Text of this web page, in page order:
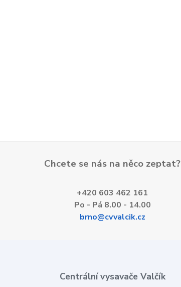
Chcete se nás na něco zeptat?
+420 603 462 161
Po - Pá 8.00 - 14.00
brno@cvvalcik.cz
Centrální vysavače Valčík